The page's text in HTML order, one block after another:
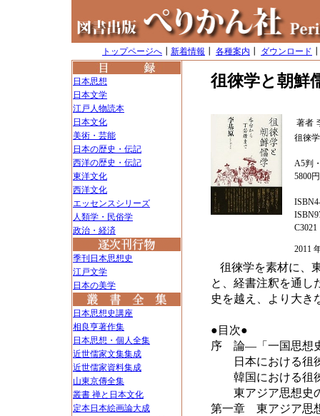
トップページへ 新着情報 各種案内 ダウンロード
日本思想
日本文学
江戸人物読本
日本文化
美術・芸能
日本の歴史・伝記
西洋の歴史・伝記
東洋文化
西洋文化
エッセンスシリーズ
人類学・民俗学
政治・経済
季刊日本思想史
江戸文学
日本の美学
日本思想史講座
相良亨著作集
日本思想・個人全集
近世儒家文集集成
近世儒家資料集成
山東京傳全集
叢書 禅と日本文化
定本日本絵画論大成
徂徠学と朝鮮
著者
徂徠
A5判
5800
C3021
2011
徂徠学を素材に、
と、経書注釈を通し
史を越え、より大き
●目次●
序 論―「一国思想
日本における徂
韓国における徂
東アジア思想史
第一章 東アジア思